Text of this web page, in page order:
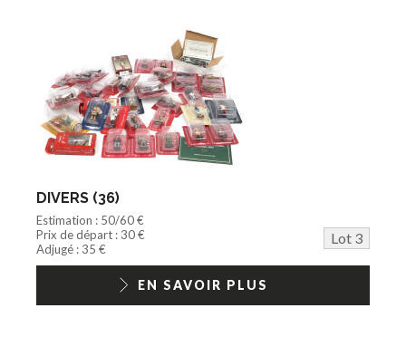
DIVERS (36)
Estimation : 50/60 €
Prix de départ : 30 €
Lot 3
Adjugé : 35 €
EN SAVOIR PLUS